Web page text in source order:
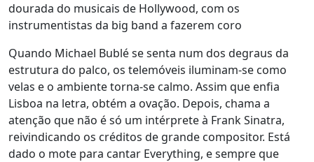
dourada do musicais de Hollywood, com os
instrumentistas da big band a fazerem coro
Quando Michael Bublé se senta num dos degraus da
estrutura do palco, os telemóveis iluminam-se como
velas e o ambiente torna-se calmo. Assim que enfia
Lisboa na letra, obtém a ovação. Depois, chama a
atenção que não é só um intérprete à Frank Sinatra,
reivindicando os créditos de grande compositor. Está
dado o mote para cantar Everything, e sempre que